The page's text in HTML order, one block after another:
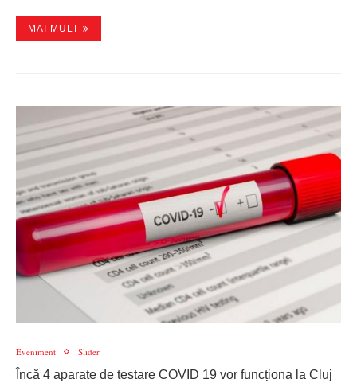
MAI MULT
Eveniment Slider
Încă 4 aparate de testare COVID 19 vor funcționa la Cluj